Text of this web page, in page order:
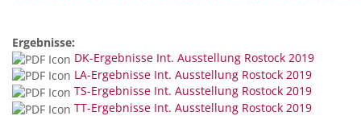
Ergebnisse:
DK-Ergebnisse Int. Ausstellung Rostock 2019
LA-Ergebnisse Int. Ausstellung Rostock 2019
TS-Ergebnisse Int. Ausstellung Rostock 2019
TT-Ergebnisse Int. Ausstellung Rostock 2019